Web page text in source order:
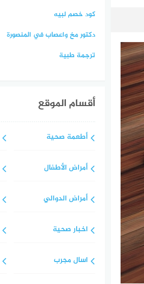
كود خصم لبيه
دكتور مخ واعصاب في المنصورة
ترجمة طبية
أقسام الموقع
أطعمة صحية
أمراض الأطفال
أمراض الدوالي
اخبار صحية
اسال مجرب